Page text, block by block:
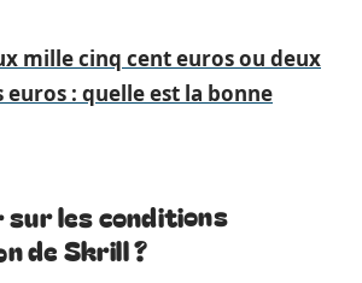
mille cinq cent euros ou deux
: quelle est la bonne
sur les conditions
de Skrill ?